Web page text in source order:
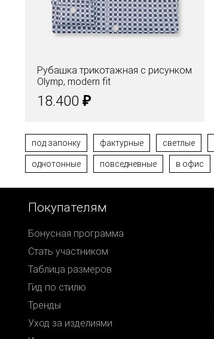
Рубашка трикотажная с рисунком
Olymp, modern fit
18.400 ₽
под запонку фактурные светлые
однотонные повседневные в офис
Покупателям
Бонусная программа
Стать участником
Таблица размеров
Гид по стилю
Тренды
Уход за изделиями